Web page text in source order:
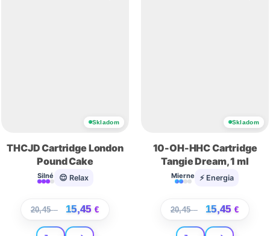
Skladom
THCJD Cartridge London
Pound Cake
Silné 😌 Relax
20,45€ 15,45 €
Skladom
10-OH-HHC Cartridge
Tangie Dream, 1 ml
Mierne ⚡ Energia
20,45€ 15,45 €